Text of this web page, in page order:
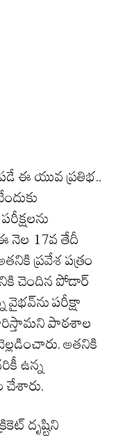
ఈ యువ ప్రతిభ..
నెల 17వ తేదీ
ప్రవేశ పత్రం
చెందిన పోడార్
పరీక్షా
పాఠశాల
అతనికి
ఉన్న
చేశారు.
దృష్టిని